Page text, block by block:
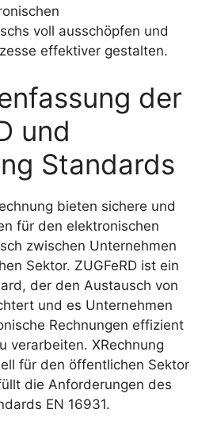
voll ausschöpfen und
effektiver gestalten.
der
und
Standards
bieten sichere und
für den elektronischen
zwischen Unternehmen
Sektor. ZUGFeRD ist ein
der den Austausch von
und es Unternehmen
Rechnungen effizient
verarbeiten. XRechnung
für den öffentlichen Sektor
die Anforderungen des
EN 16931.